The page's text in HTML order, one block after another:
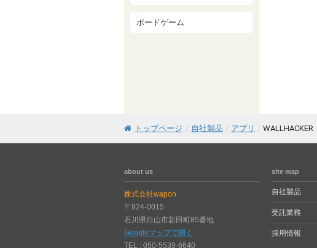
ボードゲーム
トップページ / 自社製品 / アプリ / WALLHACKER
about us
株式会社wapon
〒924-0015
石川県白山市新田町85番地
Googleマップで開く
TEL : 050-5539-6640
site map
自社製品
受託業務
採用情報